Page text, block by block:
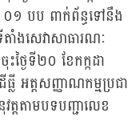
០១ បប ពាក់ព័ន្ធទៅនឹង
តាំងសេវាសាធារណៈ
ៃទី២០ ខែកក្កដា
លី អត្តសញ្ញាណកម្មប្រជា
តតាមបទបញ្ជាលេខ